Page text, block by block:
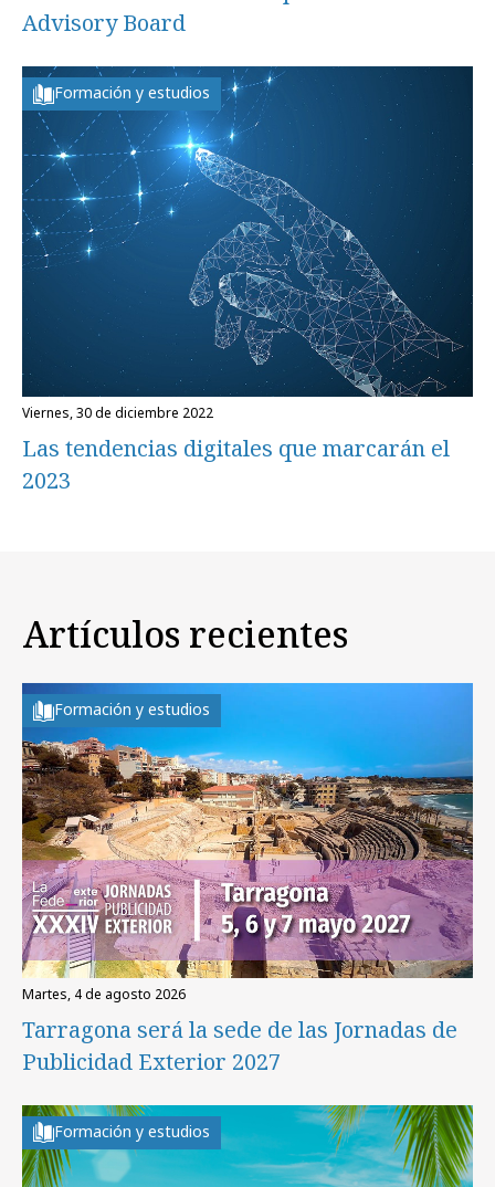
Advisory Board
Formación y estudios
viernes, 30 de diciembre 2022
Las tendencias digitales que marcarán el
2023
Artículos recientes
Formación y estudios
martes, 4 de agosto 2026
Tarragona será la sede de las Jornadas de
Publicidad Exterior 2027
Formación y estudios